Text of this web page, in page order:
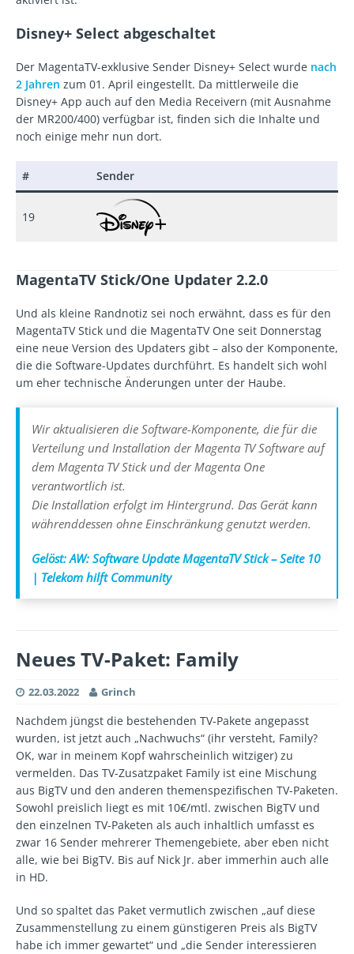
Disney+ Select abgeschaltet
Der MagentaTV-exklusive Sender Disney+ Select wurde nach
2 Jahren zum 01. April eingestellt. Da mittlerweile die
Disney+ App auch auf den Media Receivern (mit Ausnahme
der MR200/400) verfügbar ist, finden sich die Inhalte und
noch einige mehr nun dort.
# Sender
19
MagentaTV Stick/One Updater 2.2.0
Und als kleine Randnotiz sei noch erwähnt, dass es für den
MagentaTV Stick und die MagentaTV One seit Donnerstag
eine neue Version des Updaters gibt – also der Komponente,
die die Software-Updates durchführt. Es handelt sich wohl
um eher technische Änderungen unter der Haube.
Wir aktualisieren die Software-Komponente, die für die
Verteilung und Installation der Magenta TV Software auf
dem Magenta TV Stick und der Magenta One
verantwortlich ist.
Die Installation erfolgt im Hintergrund. Das Gerät kann
währenddessen ohne Einschränkung genutzt werden.
Gelöst: AW: Software Update MagentaTV Stick – Seite 10
| Telekom hilft Community
Neues TV-Paket: Family
22.03.2022 Grinch
Nachdem jüngst die bestehenden TV-Pakete angepasst
wurden, ist jetzt auch „Nachwuchs“ (ihr versteht, Family?
OK, war in meinem Kopf wahrscheinlich witziger) zu
vermelden. Das TV-Zusatzpaket Family ist eine Mischung
aus BigTV und den anderen themenspezifischen TV-Paketen.
Sowohl preislich liegt es mit 10€/mtl. zwischen BigTV und
den einzelnen TV-Paketen als auch inhaltlich umfasst es
zwar 16 Sender mehrerer Themengebiete, aber eben nicht
alle, wie bei BigTV. Bis auf Nick Jr. aber immerhin auch alle
in HD.
Und so spaltet das Paket vermutlich zwischen „auf diese
Zusammenstellung zu einem günstigeren Preis als BigTV
habe ich immer gewartet“ und „die Sender interessieren